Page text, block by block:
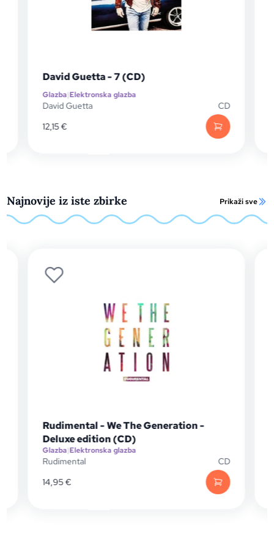
David Guetta - 7 (CD)
Glazba|Elektronska glazba
David Guetta
CD
12,15€
Najnovije iz iste zbirke Prikaži sve
Rudimental - We The Generation -
Deluxe edition (CD)
Glazba|Elektronska glazba
Rudimental
CD
14,95€